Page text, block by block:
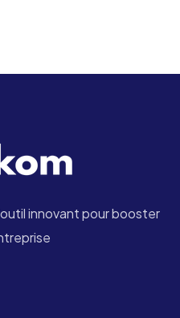
innovant pour booster